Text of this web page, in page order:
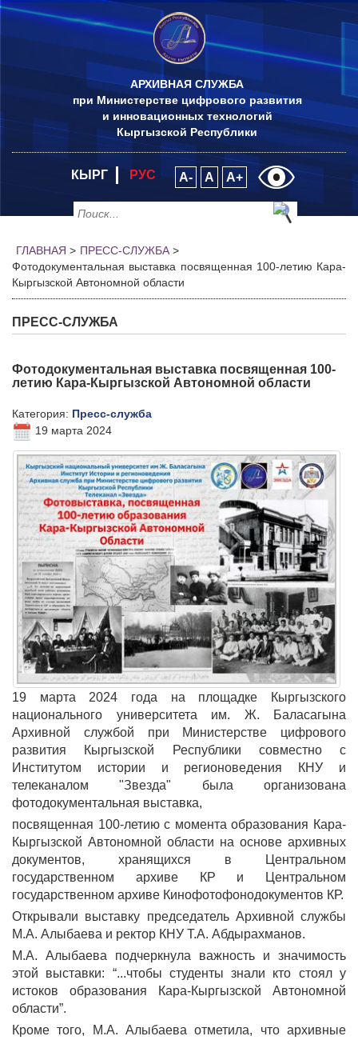
АРХИВНАЯ СЛУЖБА
при Министерстве цифрового развития
и инновационных технологий
Кыргызской Республики
КЫРГ РУС A- A A+
ГЛАВНАЯ > ПРЕСС-СЛУЖБА >
Фотодокументальная выставка посвященная 100-летию Кара-
Кыргызской Автономной области
ПРЕСС-СЛУЖБА
Фотодокументальная выставка посвященная 100-
летию Кара-Кыргызской Автономной области
Категория: Пресс-служба
19 марта 2024
19 марта 2024 года на площадке Кыргызского
национального университета им. Ж. Баласагына
Архивной службой при Министерстве цифрового
развития Кыргызской Республики совместно с
Институтом истории и регионоведения КНУ и
телеканалом "Звезда" была организована
фотодокументальная выставка,
посвященная 100-летию с момента образования Кара-
Кыргызской Автономной области на основе архивных
документов, хранящихся в Центральном
государственном архиве КР и Центральном
государственном архиве Кинофотофонодокументов КР.
Открывали выставку председатель Архивной службы
М.А. Алыбаева и ректор КНУ Т.А. Абдырахманов.
М.А. Алыбаева подчеркнула важность и значимость
этой выставки: “...чтобы студенты знали кто стоял у
истоков образования Кара-Кыргызской Автономной
области”.
Кроме того, М.А. Алыбаева отметила, что архивные